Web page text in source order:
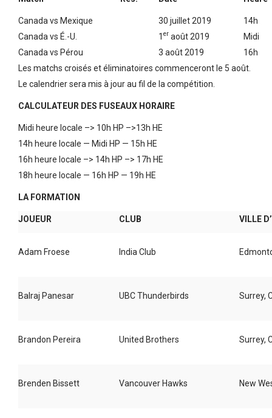
Canada vs Mexique 30 juillet 2019
14h
Canada vs É.-U.
1 er août 2019
Midi
Canada vs Pérou
3 août 2019
16h
Les matchs croisés et éliminatoires commenceront le 5 août.
Le calendrier sera mis à jour au fil de la compétition.
CALCULATEUR DES FUSEAUX HORAIRE
Midi heure locale –> 10h HP –>13h HE
14h heure locale — Midi HP — 15h HE
16h heure locale –> 14h HP –> 17h HE
18h heure locale — 16h HP — 19h HE
LA FORMATION
JOUEUR CLUB VILLE
Adam Froese India Club
Balraj Panesar UBC Thunderbirds Surrey,
Brandon Pereira United Brothers Surrey,
Brenden Bissett Vancouver Hawks New